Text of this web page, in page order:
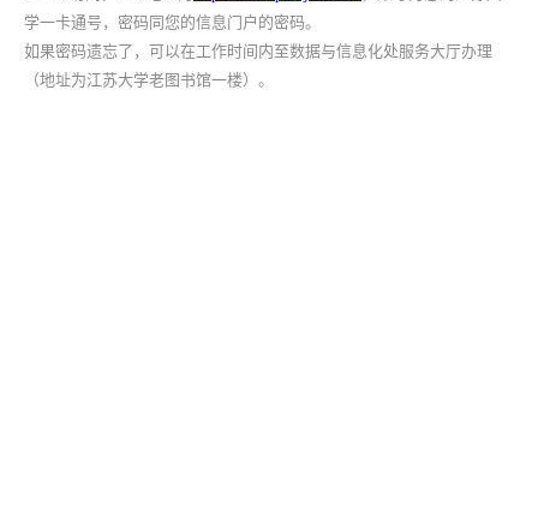
学一卡通号，密码同您的信息门户的密码。
如果密码遗忘了，可以在工作时间内至数据与信息化处服务大厅办理
（地址为江苏大学老图书馆一楼）。